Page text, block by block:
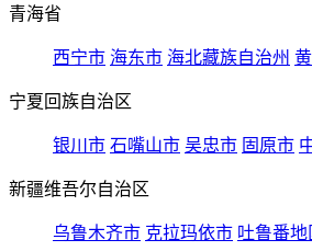
青海省
西宁市 海东市 海北藏族自治州
宁夏回族自治区
银川市 石嘴山市 吴忠市 固原市
新疆维吾尔自治区
乌鲁木齐市 克拉玛依市 吐鲁番地